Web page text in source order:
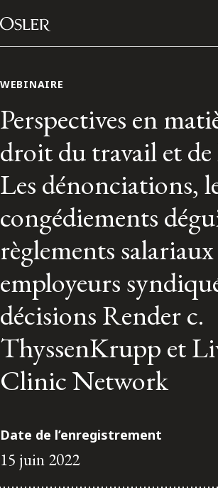
Passer au contenu
Main Navigation
Réseau des anciens d’Osler
Contactez-nous
ENGLISH
S’abonner aux articles Osler
WEBINAIRE
Perspectives en
droit du travail et de
Les dénonciations,
congédiements
règlements
employeurs
décisions Render c.
ThyssenKrupp et
Clinic Network
Date de l’enregistrement
15 juin 2022